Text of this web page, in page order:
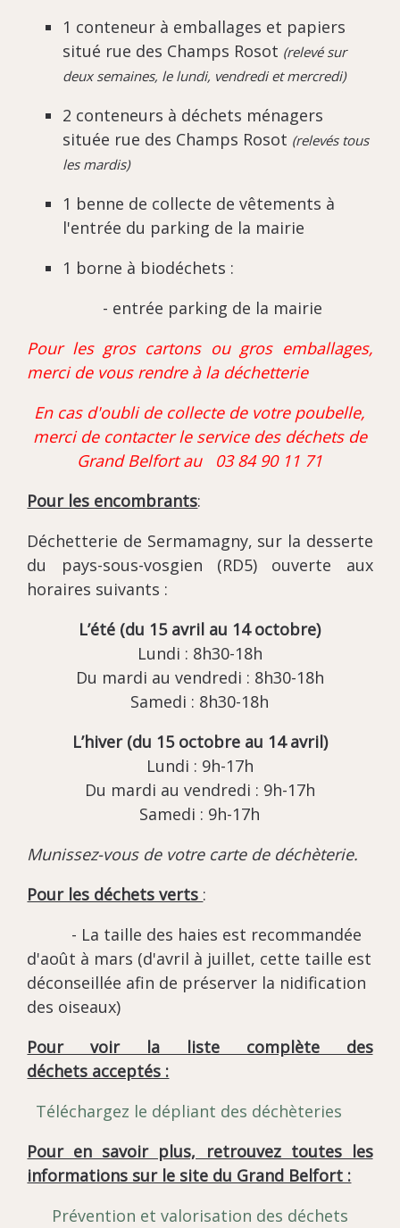
1 conteneur à emballages et papiers
situé rue des Champs Rosot (relevé sur
deux semaines, le lundi, vendredi et mercredi)
2 conteneurs à déchets ménagers
située rue des Champs Rosot (relevés tous
les mardis)
1 benne de collecte de vêtements à
l'entrée du parking de la mairie
1 borne à biodéchets :
- entrée parking de la mairie
Pour les gros cartons ou gros emballages,
merci de vous rendre à la déchetterie
En cas d'oubli de collecte de votre poubelle,
merci de contacter le service des déchets de
Grand Belfort au 03 84 90 11 71
Pour les encombrants:
Déchetterie de Sermamagny, sur la desserte
du pays-sous-vosgien (RD5) ouverte aux
horaires suivants :
L’été (du 15 avril au 14 octobre)
Lundi : 8h30-18h
Du mardi au vendredi : 8h30-18h
Samedi : 8h30-18h
L’hiver (du 15 octobre au 14 avril)
Lundi : 9h-17h
Du mardi au vendredi : 9h-17h
Samedi : 9h-17h
Munissez-vous de votre carte de déchèterie.
Pour les déchets verts :
- La taille des haies est recommandée
d'août à mars (d'avril à juillet, cette taille est
déconseillée afin de préserver la nidification
des oiseaux)
Pour voir la liste complète des
déchets acceptés :
Téléchargez le dépliant des déchèteries
Pour en savoir plus, retrouvez toutes les
informations sur le site du Grand Belfort :
Prévention et valorisation des déchets